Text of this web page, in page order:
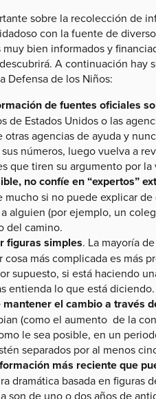
sobre la recolección de
con la fuente de
bien informados y
A continuación hay
Defensa de los Niños:
de fuentes oficiales
de Estados Unidos o las
otras agencias de ayuda y
números, luego vuelva a
que tiren su argumento por
no confíe en “expertos”
mucho si no puede explicar
alguien (por ejemplo, un
del camino.
figuras simples. La mayoría
cosa más complicada es más
supuesto, si está haciendo
entienda lo que está diciendo.
mantener el cambio a través
(como el aumento de la
le sea posible, en un
separados por al menos
más reciente que
dramática basada en figuras
son de uno o dos años de